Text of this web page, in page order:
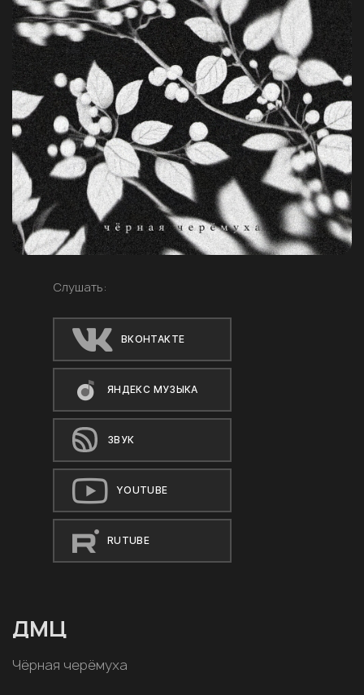
Слушать:
ВКОНТАКТЕ
ЯНДЕКС МУЗЫКА
ЗВУК
YOUTUBE
RUTUBE
ДМЦ
Чёрная черёмуха